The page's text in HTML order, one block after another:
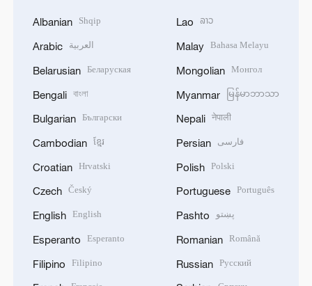
Albanian Shqip
Arabic العربية
Belarusian Беларуская
Bengali বাংলা
Bulgarian Български
Cambodian ខ្មែរ
Croatian Hrvatski
Czech Český
English English
Esperanto Esperanto
Filipino Filipino
Lao ລາວ
Malay Bahasa Melayu
Mongolian Монгол
Myanmar မြန်မာဘာသာ
Nepali नेपाली
Persian فارسی
Polish Polski
Portuguese Português
Pashto پښتو
Romanian Română
Russian Русский